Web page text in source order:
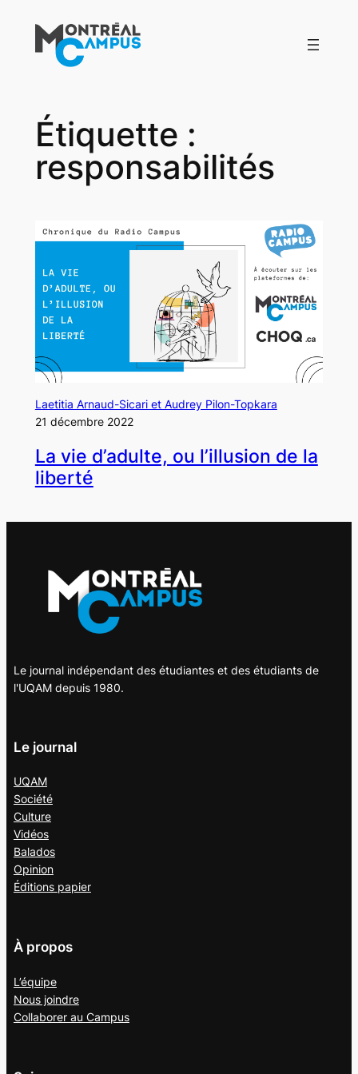
contenu
Étiquette :
responsabilités
Laetitia Arnaud-Sicari et Audrey Pilon-Topkara
21 décembre 2022
La vie d’adulte, ou l’illusion de la
liberté
Le journal indépendant des étudiantes et des étudiants de
l'UQAM depuis 1980.
Le journal
UQAM
Société
Culture
Vidéos
Balados
Opinion
Éditions papier
À propos
L’équipe
Nous joindre
Collaborer au Campus